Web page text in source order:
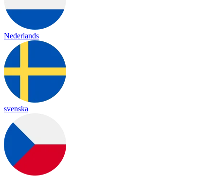
Nederlands
svenska